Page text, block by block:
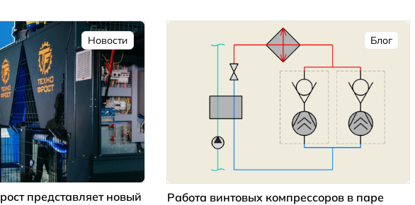
Новости
представляет новый
Блог
Работа винтовых компрессоров в паре